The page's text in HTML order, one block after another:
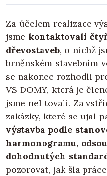
Za účelem realizace
jsme kontaktovali
dřevostaveb, o nichž
brněnském stavebním
se nakonec rozhodli
VS DOMY, která je
jsme nelitovali. Za
zakázky, které se ujal
výstavba podle
harmonogramu,
dohodnutých
pozorovat, jak šla